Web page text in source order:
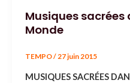
Musiques sacrées
Monde
TEMPO/27 juin 2015
MUSIQUES SACRÉES